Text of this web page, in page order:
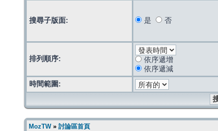
搜尋子版面: 是 否
排列順序:
依序遞增
依序遞減
時間範圍:
MozTW» 討論區首頁